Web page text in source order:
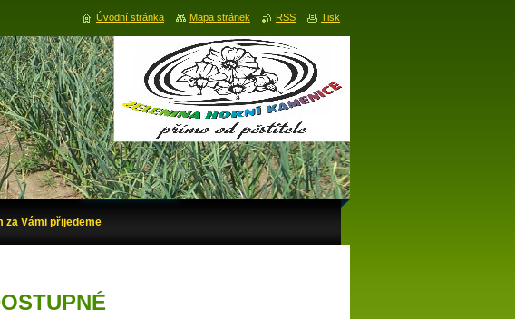
za Vámi přijedeme
Úvodní stránka Mapa stránek RSS Tisk